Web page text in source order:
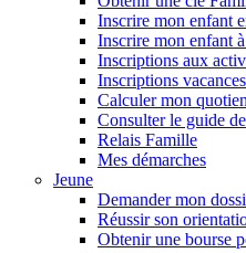
Inscrire mon enfant
Inscrire mon enfant
Inscriptions aux
Inscriptions
Calculer mon
Consulter le guide
Relais Famille
Mes démarches
Jeune
Demander mon
Réussir son
Obtenir une bourse